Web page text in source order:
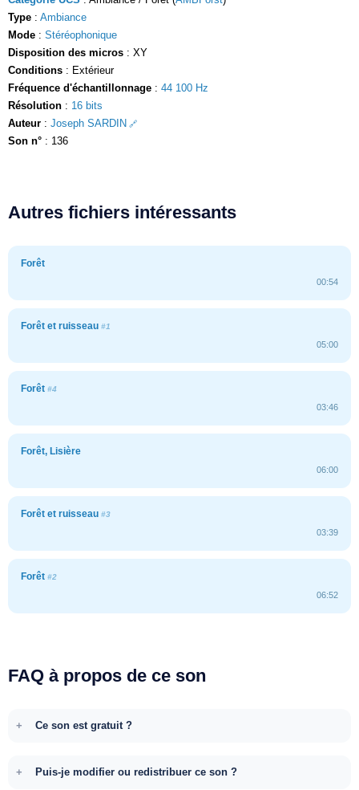
Type : Ambiance
Mode : Stéréophonique
Disposition des micros : XY
Conditions : Extérieur
Fréquence d'échantillonnage : 44 100 Hz
Résolution : 16 bits
Auteur : Joseph SARDIN
Son n° : 136
Autres fichiers intéressants
Forêt
00:54
Forêt et ruisseau #1
05:00
Forêt #4
03:46
Forêt, Lisière
06:00
Forêt et ruisseau #3
03:39
Forêt #2
06:52
FAQ à propos de ce son
Ce son est gratuit ?
Puis-je modifier ou redistribuer ce son ?